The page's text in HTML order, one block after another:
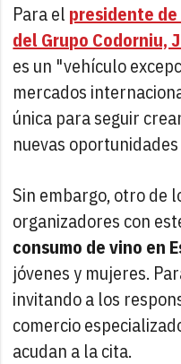
Para el presidente
del Grupo Codorniu,
es un "vehículo
mercados
única para seguir
nuevas
Sin embargo, otro de
organizadores con
consumo de vino en
jóvenes y mujeres.
invitando a los
comercio
acudan a la cita.